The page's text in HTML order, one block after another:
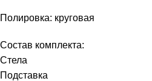
Полировка: круговая
Состав комплекта:
Стела
Подставка